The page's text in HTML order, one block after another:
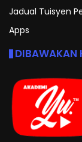
Jadual Tuisyen
Apps
DIBAWAKAN